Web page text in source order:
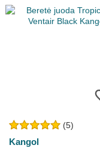
(5)
Kangol